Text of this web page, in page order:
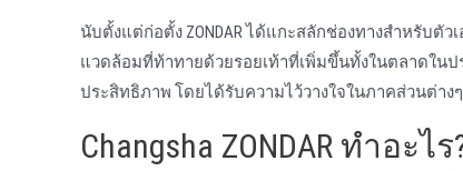
นับตั้งแต่ก่อตั้ง ZONDAR ได้แกะสลักช่องทางสําหรับ
แวดล้อมที่ท้าทายด้วยรอยเท้าที่เพิ่มขึ้นทั้งในตลาดใน
ประสิทธิภาพ โดยได้รับความไว้วางใจในภาคส่วนต่าง
Changsha ZONDAR ทําอะไร